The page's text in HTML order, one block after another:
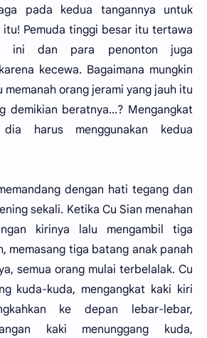
pada kedua tangannya untuk
itu! Pemuda tinggi besar itu tertawa
ini dan para penonton juga
kecewa. Bagaimana mungkin
memanah orang jerami yang jauh itu
demikian beratnya...? Mengangkat
harus menggunakan kedua
dengan hati tegang dan
sekali. Ketika Cu Sian menahan
kirinya lalu mengambil tiga
memasang tiga batang anak panah
semua orang mulai terbelalak. Cu
kuda-kuda, mengangkat kaki kiri
ke depan lebar-lebar,
kaki menunggang kuda,